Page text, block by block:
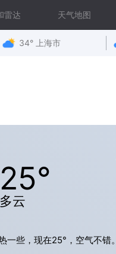
雷达 天气地图
34° 上海市
25°
多云
些，现在25°，空气不错。